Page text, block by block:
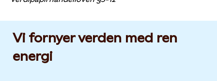
Vi fornyer verden med ren
energi